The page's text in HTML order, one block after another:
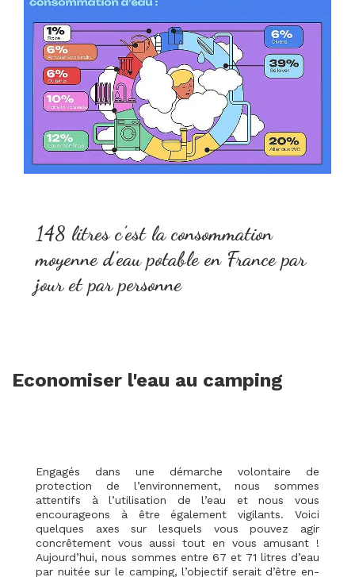
148 litres c’est la consommation
moyenne d’eau potable en France par
jour et par personne
Economiser l'eau au camping
Engagés dans une démarche volontaire de
protection de l’environnement, nous sommes
attentifs à l’utilisation de l’eau et nous vous
encourageons à être également vigilants. Voici
quelques axes sur lesquels vous pouvez agir
concrêtement vous aussi tout en vous amusant !
Aujourd’hui, nous sommes entre 67 et 71 litres d’eau
par nuitée sur le camping, l’objectif serait d’être en-